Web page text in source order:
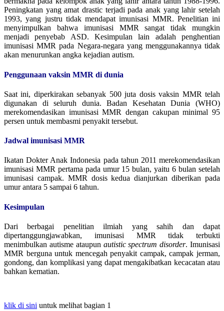
Peningkatan yang amat drastic terjadi pada anak yang lahir setelah
1993, yang justru tidak mendapat imunisasi MMR. Penelitian ini
menyimpulkan bahwa imunisasi MMR sangat tidak mungkin
menjadi penyebab ASD. Kesimpulan lain adalah penghentian
imunisasi MMR pada Negara-negara yang menggunakannya tidak
akan menurunkan angka kejadian autism.
Penggunaan vaksin MMR di dunia
Saat ini, diperkirakan sebanyak 500 juta dosis vaksin MMR telah
digunakan di seluruh dunia. Badan Kesehatan Dunia (WHO)
merekomendasikan imunisasi MMR dengan cakupan minimal 95
persen untuk membasmi penyakit tersebut.
Jadwal imunisasi MMR
Ikatan Dokter Anak Indonesia pada tahun 2011 merekomendasikan
imunisasi MMR pertama pada umur 15 bulan, yaitu 6 bulan setelah
imunisasi campak. MMR dosis kedua dianjurkan diberikan pada
umur antara 5 sampai 6 tahun.
Kesimpulan
Dari berbagai penelitian ilmiah yang sahih dan dapat
dipertanggungjawabkan, imunisasi MMR tidak terbukti
menimbulkan autisme ataupun autistic spectrum disorder. Imunisasi
MMR berguna untuk mencegah penyakit campak, campak jerman,
gondong, dan komplikasi yang dapat mengakibatkan kecacatan atau
bahkan kematian.
klik di sini untuk melihat bagian 1